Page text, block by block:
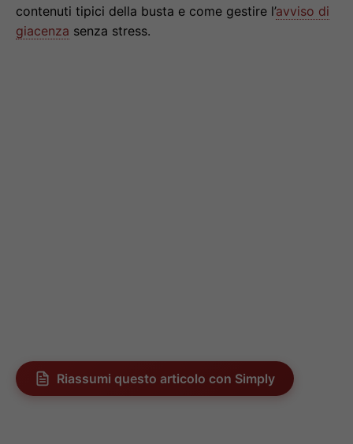
contenuti tipici della busta e come gestire l’avviso di
giacenza senza stress.
Riassumi questo articolo con Simply